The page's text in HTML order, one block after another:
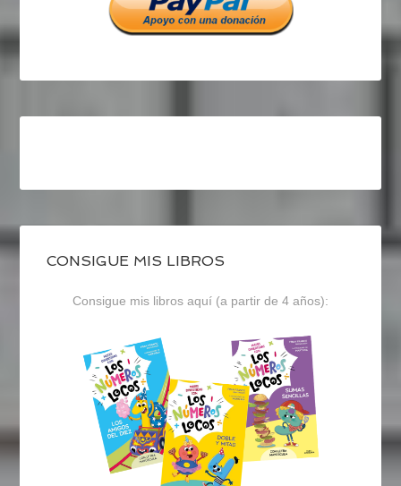
CONSIGUE MIS LIBROS
Consigue mis libros aquí (a partir de 4 años):